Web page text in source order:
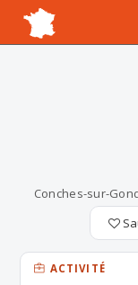
Conches-sur-
ACTIVITÉ